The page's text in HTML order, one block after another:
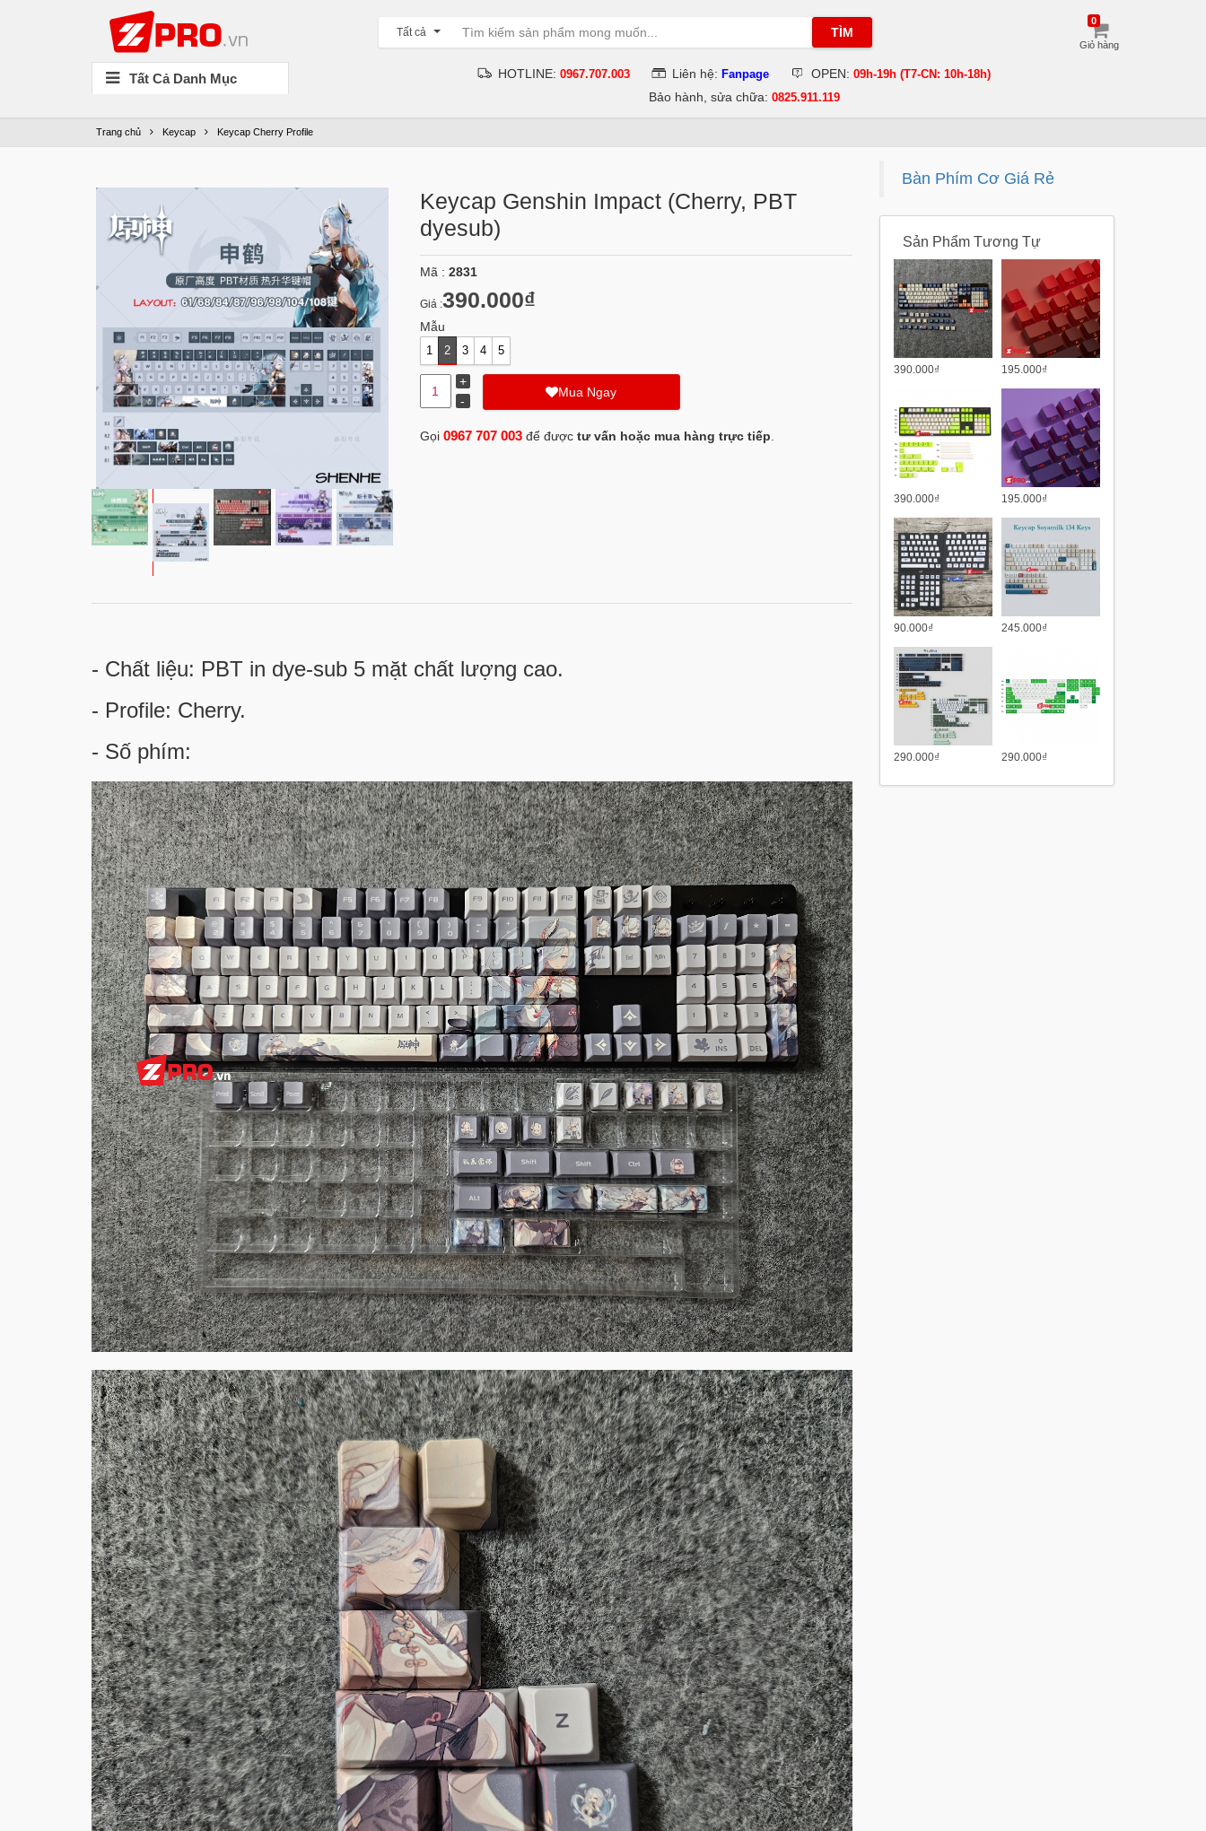
Tất cả TÌM
Giỏ hàng
0
Tất Cả Danh Mục HOTLINE:0967.707.003 Liên hệ:Fanpage OPEN:09h-19h (T7-CN: 10h-18h)
Bảo hành, sửa chữa:0825.911.119
Trang chủ Keycap Keycap Cherry Profile
Keycap Genshin Impact (Cherry, PBT
dyesub)
Mã : 2831
Giá :390.000₫
Mẫu
1 2 3 4 5
Mua Ngay
Gọi 0967 707 003để được tư vấn hoặc mua hàng trực tiếp
- Chất liệu: PBT in dye-sub 5 mặt chất lượng cao.
- Profile: Cherry.
- Số phím:
Bàn Phím Cơ Giá Rẻ
Sản Phẩm Tương Tự
390.000₫ 195.000₫
390.000₫ 195.000₫
90.000₫ 245.000₫
290.000₫ 290.000₫